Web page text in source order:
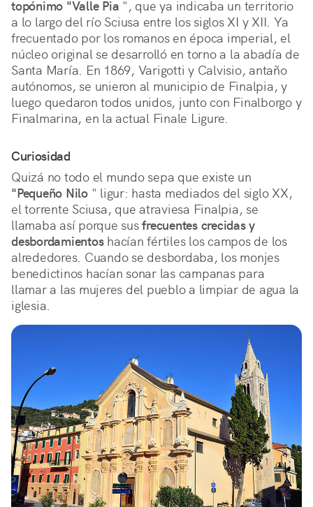
topónimo "Valle Pia ", que ya indicaba un territorio
a lo largo del río Sciusa entre los siglos XI y XII. Ya
frecuentado por los romanos en época imperial, el
núcleo original se desarrolló en torno a la abadía de
Santa María. En 1869, Varigotti y Calvisio, antaño
autónomos, se unieron al municipio de Finalpia, y
luego quedaron todos unidos, junto con Finalborgo y
Finalmarina, en la actual Finale Ligure.
Curiosidad
Quizá no todo el mundo sepa que existe un
"Pequeño Nilo" ligur: hasta mediados del siglo XX,
el torrente Sciusa, que atraviesa Finalpia, se
llamaba así porque susfrecuentes crecidas y
desbordamientoshacían fértiles los campos de los
alrededores. Cuando se desbordaba, los monjes
benedictinos hacían sonar las campanas para
llamar a las mujeres del pueblo a limpiar de agua la
iglesia.